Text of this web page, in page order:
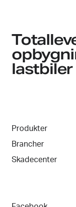
lastbiler
Produkter
Brancher
Skadecenter